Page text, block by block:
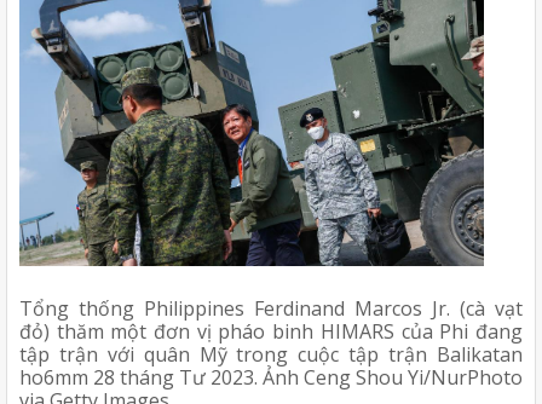
Tổng thống Philippines Ferdinand Marcos Jr. (cà vạt
đỏ) thăm một đơn vị pháo binh HIMARS của Phi đang
tập trận với quân Mỹ trong cuộc tập trận Balikatan
ho6mm 28 tháng Tư 2023. Ảnh Ceng Shou Yi/NurPhoto